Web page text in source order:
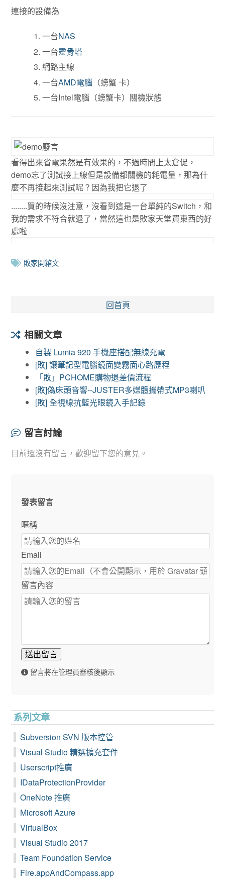
連接的設備為
一台NAS
一台靈骨塔
網路主線
一台AMD電腦 （螃蟹 卡）
一台Intel電腦（螃蟹卡）關機狀態
看得出來省電果然是有效果的，不過時間上太倉促，
demo忘了測試接上線但是設備都關機的耗電量，那為什
麼不再接起來測試呢？因為我把它退了
........買的時候沒注意，沒看到這是一台單純的Switch，和
我的需求不符合就退了，當然這也是敗家天堂買東西的好
處啦
敗家開箱文
回首頁
相關文章
自製 Lumia 920 手機座搭配無線充電
[敗] 讓筆記型電腦鏡面變霧面心路歷程
「敗」PCHOME購物退差價流程
[敗]偽床頭音響--JUSTER多媒體攜帶式MP3喇叭
[敗] 全視線抗藍光眼鏡入手記錄
留言討論
目前還沒有留言，歡迎留下您的意見。
發表留言
暱稱
Email
留言內容
送出留言
留言將在管理員審核後顯示
系列文章
Subversion SVN 版本控管
Visual Studio 精選擴充套件
Userscript推廣
IDataProtectionProvider
OneNote 推廣
Microsoft Azure
VirtualBox
Visual Studio 2017
Team Foundation Service
Fire.appAndCompass.app